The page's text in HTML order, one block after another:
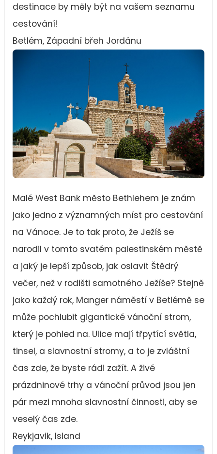
destinace by měly být na vašem seznamu
cestování!
Betlém, Západní břeh Jordánu
Malé West Bank město Bethlehem je znám
jako jedno z významných míst pro cestování
na Vánoce. Je to tak proto, že Ježíš se
narodil v tomto svatém palestinském městě
a jaký je lepší způsob, jak oslavit Štědrý
večer, než v rodišti samotného Ježíše? Stejně
jako každý rok, Manger náměstí v Betlémě se
může pochlubit gigantické vánoční strom,
který je pohled na. Ulice mají třpytící světla,
tinsel, a slavnostní stromy, a to je zvláštní
čas zde, že byste rádi zažít. A živé
prázdninové trhy a vánoční průvod jsou jen
pár mezi mnoha slavnostní činnosti, aby se
veselý čas zde.
Reykjavik, Island